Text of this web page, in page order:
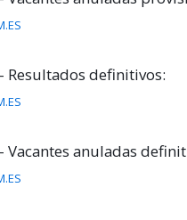
Resultados definitivos:
Vacantes anuladas